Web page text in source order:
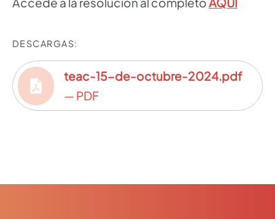
DESCARGAS:
teac-15-de-octubre-2024.pdf
— PDF